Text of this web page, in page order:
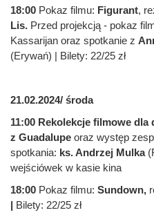
18:00 Pokaz filmu: Figurant,
Lis. Przed projekcją - pokaz
Kassarijan oraz spotkanie z
(Erywań) | Bilety: 22/25 zł
21.02.2024/ środa
11:00 Rekolekcje filmowe dla
z Guadalupe oraz występ
spotkania: ks. Andrzej Mulka
wejściówek w kasie kina
18:00 Pokaz filmu: Sundown,
| Bilety: 22/25 zł